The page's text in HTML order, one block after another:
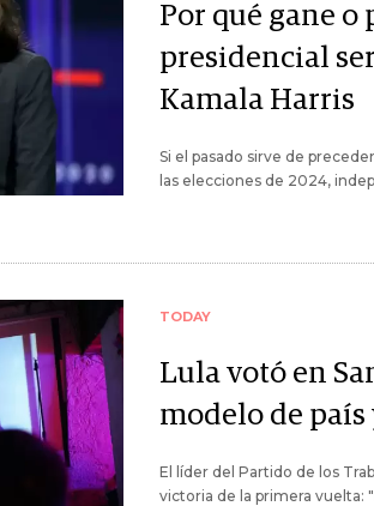
Por qué gane o
presidencial
Kamala Harris
Si el pasado sirve de
las elecciones de 2024,
TODAY
Lula votó en
modelo de país
El líder del Partido de los
victoria de la primera vuelta: